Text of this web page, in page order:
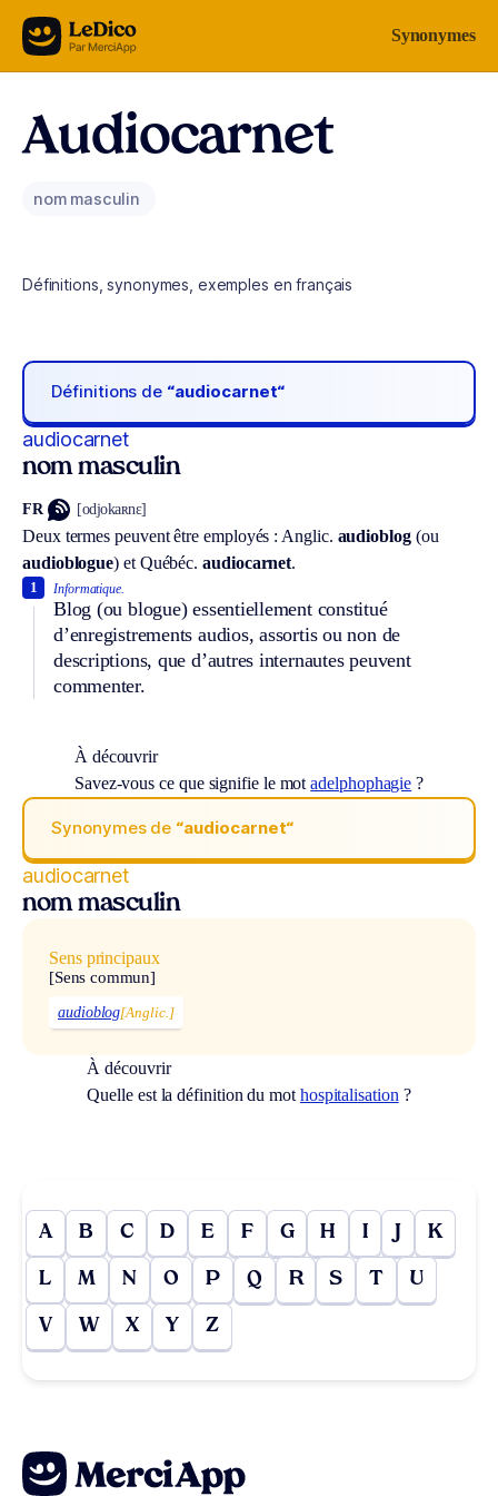
Aller au contenu Synonymes
Audiocarnet
nom masculin
Définitions, synonymes, exemples en français
Définitions de “audiocarnet“
audiocarnet
nom masculin
FR [odjokaʀnɛ]
Deux termes peuvent être employés : Anglic. audioblog(ou
audioblogue) et Québéc. audiocarnet.
Informatique.
Blog (ou blogue) essentiellement constitué
d’enregistrements audios, assortis ou non de
descriptions, que d’autres internautes peuvent
commenter.
1
À découvrir
Savez-vous ce que signifie le motadelphophagie ?
Synonymes de “audiocarnet“
audiocarnet
nom masculin
Sens principaux
[Sens commun]
audioblog[Anglic.]
À découvrir
Quelle est la définition du mot hospitalisation ?
A B C D E F G H I J K
L M N O P Q R S T U
V W X Y Z